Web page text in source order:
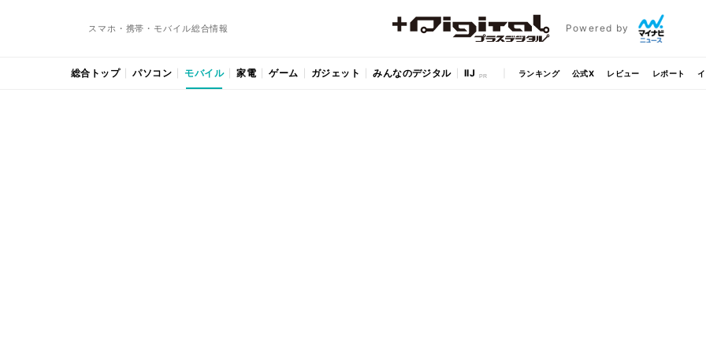
スマホ・携帯・モバイル総合情報 Powered by
総合トップ パソコン モバイル 家電 ゲーム ガジェット みんなのデジタル IIJ ランキング 公式X レビュー レポート